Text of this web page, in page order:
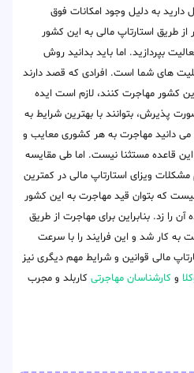
به دلیل وجود امکانات فوق
از طریق استارتاپ مالی به این کشور
بپردازید. اما باید بدانید روش
های شما است. افرادی که قصد دارند
کشور مهاجرت کنند، لازم است ایده
پذیرش، بتوانند با بهترین شرایط به
دانید مهاجرت به هر کشوری معایب و
این قاعده مستثنا نیست. اما طی مقایسه
ویزای استارتاپ مالی در کمترین
که بتوان قید مهاجرت به این کشور
آن را زد. بنابراین برای مهاجرت از طریق
به کار شد و این فرایند را با سرعت
مالی قوانین و شرایط مهم دیگری نیز
و کارشناسان مهاجرتی کاربلد و مجرب